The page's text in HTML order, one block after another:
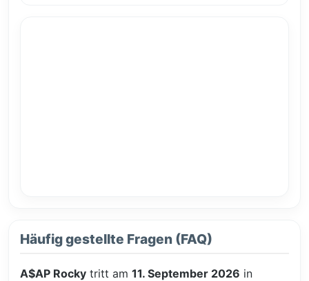
Häufig gestellte Fragen (FAQ)
A$AP Rocky tritt am 11. September 2026 in